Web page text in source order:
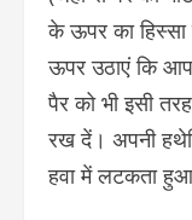
के ऊपर का
ऊपर उठाएं कि
पैर को भी इसी
रख दें। अपनी
हवा में लटकता